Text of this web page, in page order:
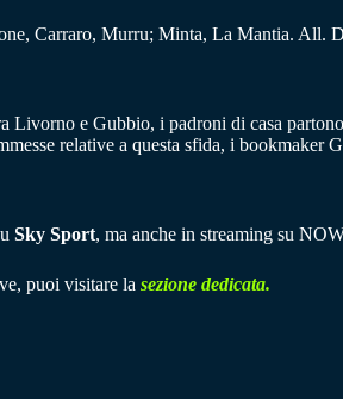
Carraro, Murru; Minta, La Mantia. All.
Livorno e Gubbio, i padroni di casa
relative a questa sfida, i
Sky Sport, ma anche in streaming su
puoi visitare la sezione dedicata.